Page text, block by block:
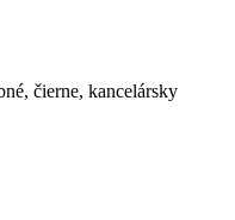
čierne, kancelársky